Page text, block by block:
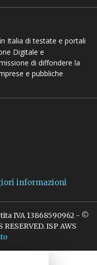
Italia di testate e portali
Digitale e
di diffondere la
e pubbliche
informazioni
IVA 13868590962 - ©
ISP AWS